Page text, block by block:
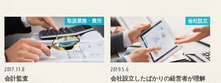
取扱業務・費用
2017.11.8
会計監査
会社設立
2019.5.6
会社設立したばかりの経営者が理解